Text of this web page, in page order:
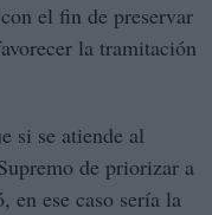
el fin de preservar
la tramitación
si se atiende al
de priorizar a
en ese caso sería la